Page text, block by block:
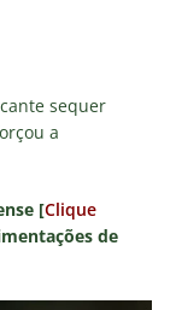
sequer
a
[Clique
de